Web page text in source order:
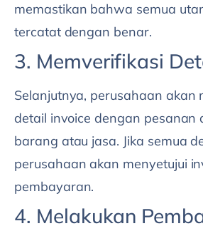
memastikan bahwa semua
tercatat dengan benar.
3. Memverifikasi
Selanjutnya, perusahaan akan
detail invoice dengan pesanan
barang atau jasa. Jika semua
perusahaan akan menyetujui
pembayaran.
4. Melakukan